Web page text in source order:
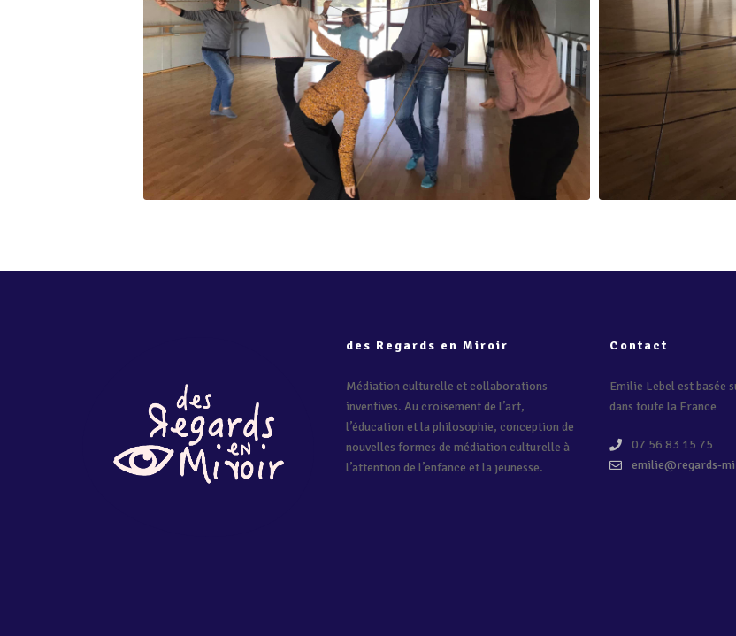
des Regards en Miroir
Médiation culturelle et collaborations
inventives. Au croisement de l’art,
l’éducation et la philosophie, conception de
nouvelles formes de médiation culturelle à
l’attention de l’enfance et la jeunesse.
Contact
Emilie Lebel est basée
dans toute la France
07 56 83 15 75
emilie@regards-